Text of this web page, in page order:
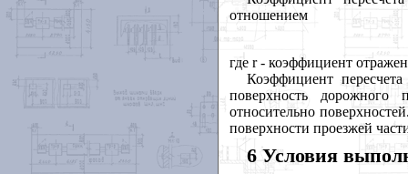
отношением
где r- коэффициент
Коэффициент
поверхность дорожного
относительно
поверхности проезжей
6 Условия